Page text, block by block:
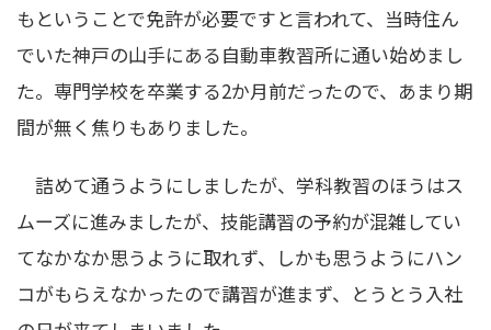
もということで免許が必要ですと言われて、当時住ん
でいた神戸の山手にある自動車教習所に通い始めまし
た。専門学校を卒業する2か月前だったので、あまり期
間が無く焦りもありました。
詰めて通うようにしましたが、学科教習のほうはス
ムーズに進みましたが、技能講習の予約が混雑してい
てなかなか思うように取れず、しかも思うようにハン
コがもらえなかったので講習が進まず、とうとう入社